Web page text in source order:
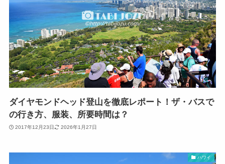
ダイヤモンドヘッド登山を徹底レポート！ザ・バスで
の行き方、服装、所要時間は？
2017年12月23日 2026年1月27日
ハワイ